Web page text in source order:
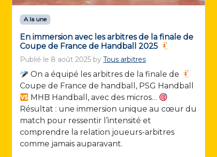
A la une
En immersion avec les arbitres de la finale de
Coupe de France de Handball 2025
Publié le 8 août 2025 by Tous arbitres
On a équipé les arbitres de la finale de
Coupe de France de handball, PSG Handball
MHB Handball, avec des micros…
Résultat : une immersion unique au cœur du
match pour ressentir l’intensité et
comprendre la relation joueurs-arbitres
comme jamais auparavant.